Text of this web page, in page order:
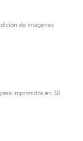
de imágenes
imprimirlos en 3D